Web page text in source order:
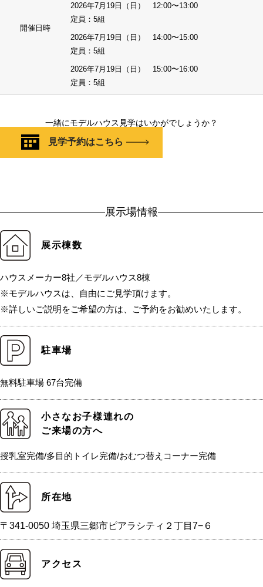
開催日時
2026年7月19日（日） 12:00〜13:00
定員：5組
2026年7月19日（日） 14:00〜15:00
定員：5組
2026年7月19日（日） 15:00〜16:00
定員：5組
一緒にモデルハウス見学はいかがでしょうか？
見学予約はこちら
展示場情報
展示棟数
ハウスメーカー8社／モデルハウス8棟
※モデルハウスは、自由にご見学頂けます。
※詳しいご説明をご希望の方は、ご予約をお勧めいたします。
駐車場
無料駐車場 67台完備
小さなお子様連れの
ご来場の方へ
授乳室完備/多目的トイレ完備/おむつ替えコーナー完備
所在地
〒341-0050 埼玉県三郷市ピアラシティ２丁目7−６
アクセス